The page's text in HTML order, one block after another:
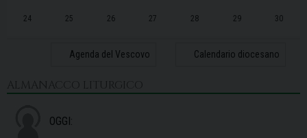
24 25 26 27 28 29 30
Agenda del Vescovo Calendario diocesano
ALMANACCO LITURGICO
OGGI: